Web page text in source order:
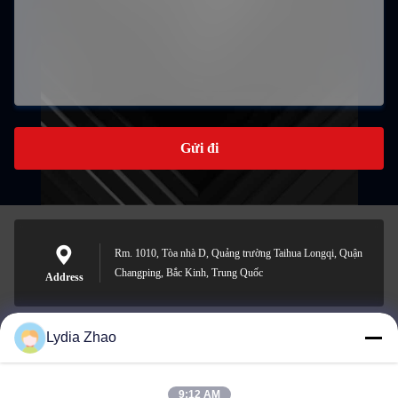
Gửi đi
Address
Rm. 1010, Tòa nhà D, Quảng trường Taihua Longqi, Quận
Changping, Bắc Kinh, Trung Quốc
jesingd@vip.sina.com
Lydia Zhao
9:12 AM